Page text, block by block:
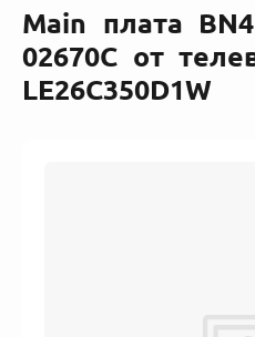
Main плата
02670C от
LE26C350D1W